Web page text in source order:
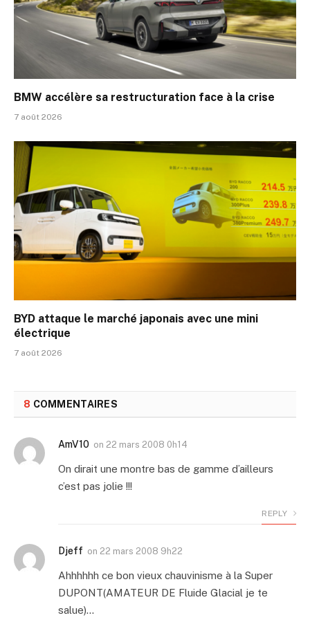
BMW accélère sa restructuration face à la crise
7 août 2026
BYD attaque le marché japonais avec une mini
électrique
7 août 2026
8 COMMENTAIRES
AmV10 on 22 mars 2008 0h14
On dirait une montre bas de gamme d’ailleurs
c’est pas jolie !!!
REPLY
Djeff on 22 mars 2008 9h22
Ahhhhhh ce bon vieux chauvinisme à la Super
DUPONT(AMATEUR DE Fluide Glacial je te
salue)…